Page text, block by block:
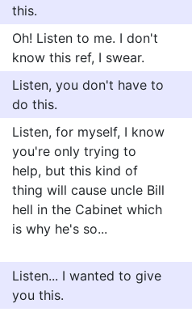
this.
Oh! Listen to me. I don't
know this ref, I swear.
Listen, you don't have to
do this.
Listen, for myself, I know
you're only trying to
help, but this kind of
thing will cause uncle Bill
hell in the Cabinet which
is why he's so...
Listen... I wanted to give
you this.